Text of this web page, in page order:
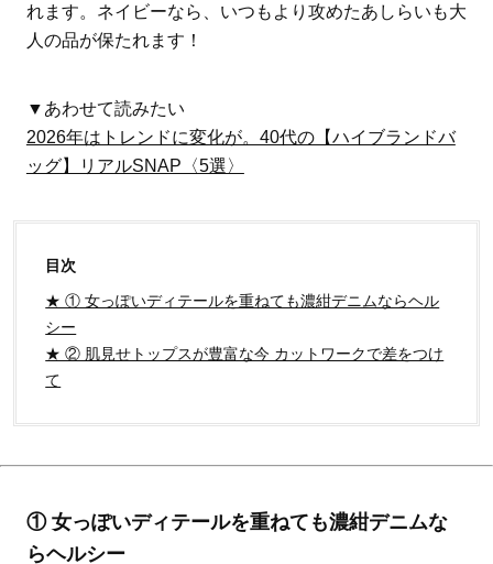
れます。ネイビーなら、いつもより攻めたあしらいも大
人の品が保たれます！
▼あわせて読みたい
2026年はトレンドに変化が。40代の【ハイブランドバ
ッグ】リアルSNAP〈5選〉
目次
★ ① 女っぽいディテールを重ねても濃紺デニムならヘル
シー
★ ② 肌見せトップスが豊富な今 カットワークで差をつけ
て
① 女っぽいディテールを重ねても濃紺デニムな
らヘルシー